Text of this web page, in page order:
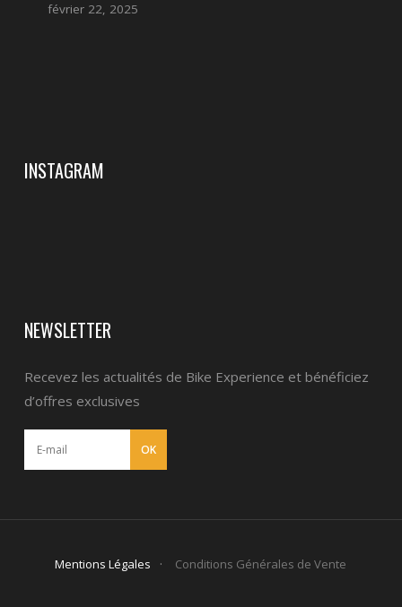
février 22, 2025
INSTAGRAM
NEWSLETTER
Recevez les actualités de Bike Experience et bénéficiez
d’offres exclusives
Mentions Légales Conditions Générales de Vente